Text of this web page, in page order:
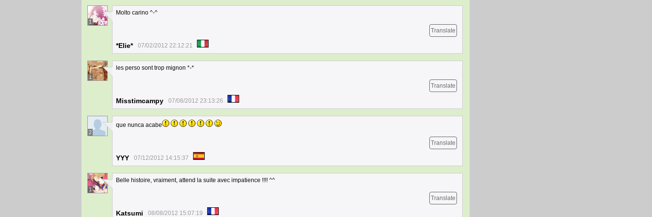
1
Molto carino ^-^
Translate
*Elie* 07/02/2012 22:12:21
1
les perso sont trop mignon *-*
Translate
Misstimcampy 07/08/2012 23:13:26
2
que nunca acabe
Translate
YYY 07/12/2012 14:15:37
1
Belle histoire, vraiment, attend la suite avec impatience !!!! ^^
Translate
Katsumi 08/08/2012 15:07:19